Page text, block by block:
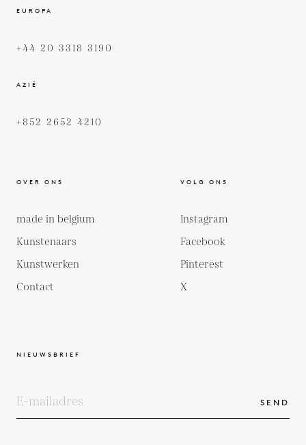
EUROPA
+44 20 3318 3190
AZIË
+852 2652 4210
OVER ONS
made in belgium
Kunstenaars
Kunstwerken
Contact
VOLG ONS
Instagram
Facebook
Pinterest
X
NIEUWSBRIEF
SEND